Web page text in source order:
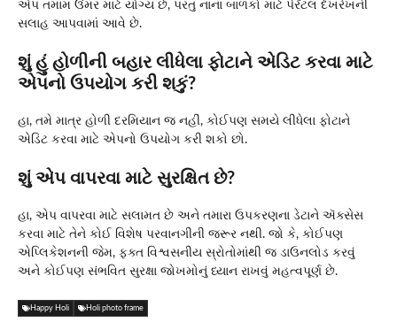
એપ તમામ ઉંમર માટે યોગ્ય છે, પરંતુ નાના બાળકો માટે પેરેંટલ દેખરેખની
સલાહ આપવામાં આવે છે.
શું હું હોળીની બહાર લીધેલા ફોટાને એડિટ કરવા માટે
એપનો ઉપયોગ કરી શકું?
હા, તમે માત્ર હોળી દરમિયાન જ નહીં, કોઈપણ સમયે લીધેલા ફોટાને
એડિટ કરવા માટે એપનો ઉપયોગ કરી શકો છો.
શું એપ વાપરવા માટે સુરક્ષિત છે?
હા, એપ વાપરવા માટે સલામત છે અને તમારા ઉપકરણના ડેટાને ઍક્સેસ
કરવા માટે તેને કોઈ વિશેષ પરવાનગીની જરૂર નથી. જો કે, કોઈપણ
એપ્લિકેશનની જેમ, ફક્ત વિશ્વસનીય સ્રોતોમાંથી જ ડાઉનલોડ કરવું
અને કોઈપણ સંભવિત સુરક્ષા જોખમોનું ધ્યાન રાખવું મહત્વપૂર્ણ છે.
Happy Holi Holi photo frame